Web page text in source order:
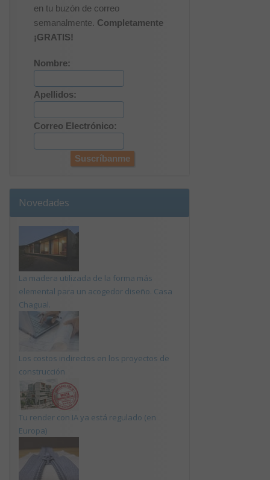
en tu buzón de correo
semanalmente. Completamente
¡GRATIS!
Nombre:
Apellidos:
Correo Electrónico:
Novedades
La madera utilizada de la forma más
elemental para un acogedor diseño. Casa
Chagual.
Los costos indirectos en los proyectos de
construcción
Tu render con IA ya está regulado (en
Europa)